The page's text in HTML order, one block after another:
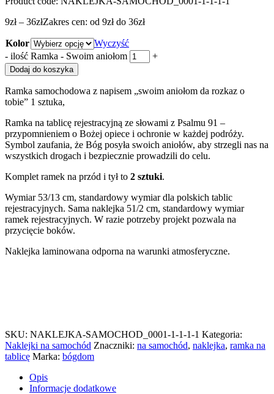
9zł – 36złZakres cen: od 9zł do 36zł
Kolor
Wyczyść
- ilość Ramka - Swoim aniołom +
Dodaj do koszyka
Ramka samochodowa z napisem „swoim aniołom da rozkaz o
tobie” 1 sztuka,
Ramka na tablicę rejestracyjną ze słowami z Psalmu 91 –
przypomnieniem o Bożej opiece i ochronie w każdej podróży.
Symbol zaufania, że Bóg posyła swoich aniołów, aby strzegli nas na
wszystkich drogach i bezpiecznie prowadzili do celu.
Komplet ramek na przód i tył to 2 sztuki.
Wymiar 53/13 cm, standardowy wymiar dla polskich tablic
rejestracyjnych. Sama naklejka 51/2 cm, standardowy wymiar
ramek rejestracyjnych. W razie potrzeby projekt pozwala na
przycięcie boków.
Naklejka laminowana odporna na warunki atmosferyczne.
SKU: NAKLEJKA-SAMOCHOD_0001-1-1-1-1 Kategoria:
Naklejki na samochód Znaczniki: na samochód, naklejka, ramka na
tablicę Marka: bógdom
Opis
Informacje dodatkowe